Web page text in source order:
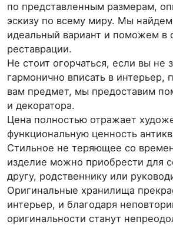
по представленным размерам,
эскизу по всему миру. Мы
идеальный вариант и поможем в
реставрации.
Не стоит огорчаться, если вы не
гармонично вписать в интерьер,
вам предмет, мы предоставим
и декоратора.
Цена полностью отражает
функциональную ценность
Стильное не теряющее со
изделие можно приобрести для
другу, родственнику или
Оригинальные хранилища
интерьер, и благодаря
оригинальности станут